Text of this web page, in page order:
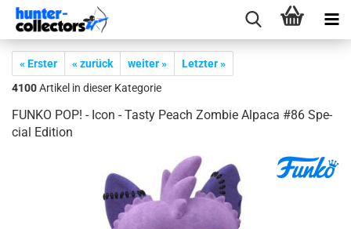
« Erster « zurück weiter »
Letzter »
4100Artikel in dieser Kategorie
FUNKO POP! - Icon - Tasty Peach Zom­bie Al­pa­ca #86 Spe­
cial Edi­ti­on